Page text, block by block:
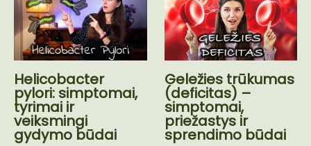
Helicobacter
pylori: simptomai,
tyrimai ir
veiksmingi
gydymo būdai
Geležies trūkumas
(deficitas) –
simptomai,
priežastys ir
sprendimo būdai